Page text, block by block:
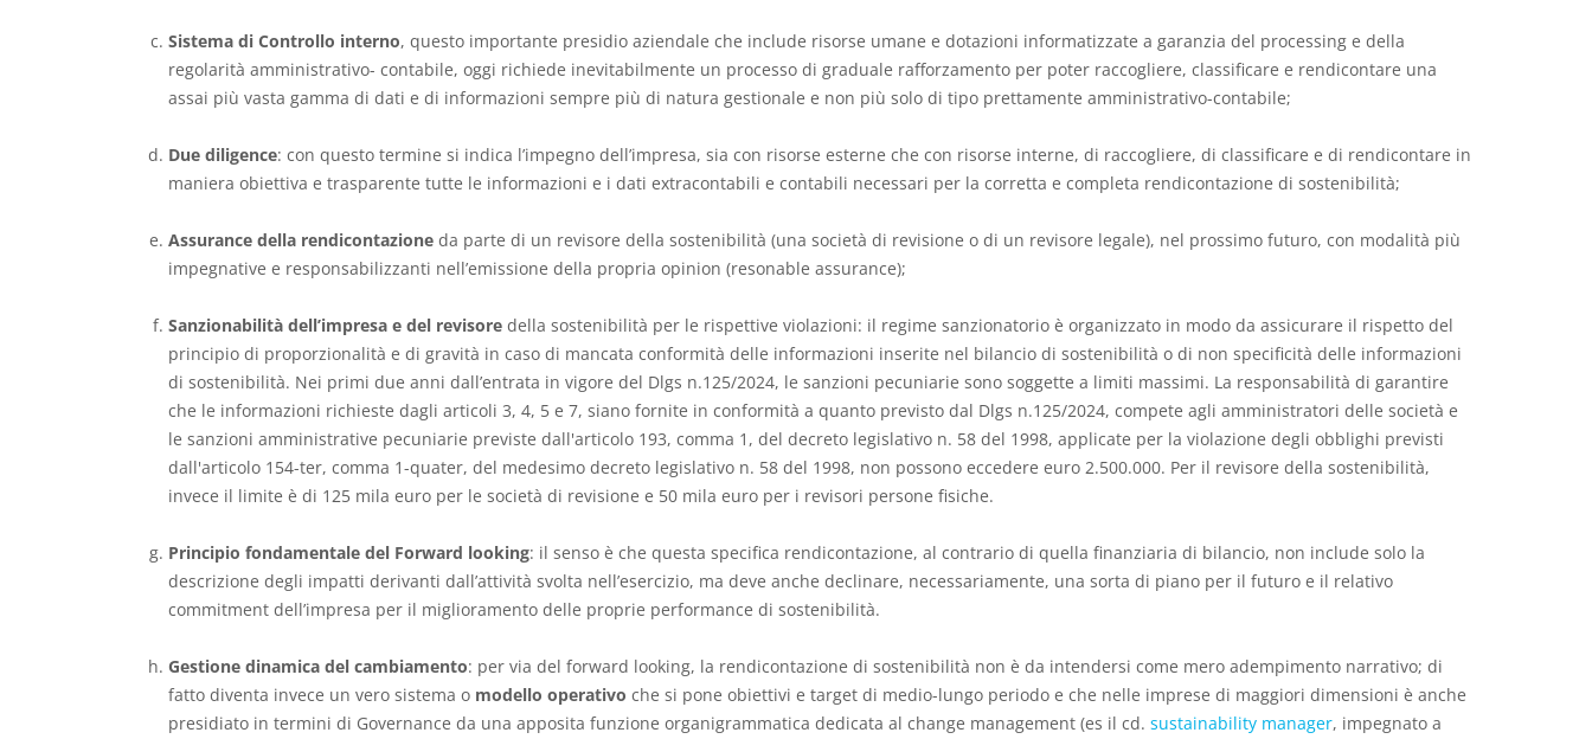
Sistema di Controllo interno, questo importante presidio aziendale che include risorse umane e dotazioni informatizzate a garanzia del processing e della
regolarità amministrativo- contabile, oggi richiede inevitabilmente un processo di graduale rafforzamento per poter raccogliere, classificare e rendicontare una
assai più vasta gamma di dati e di informazioni sempre più di natura gestionale e non più solo di tipo prettamente amministrativo-contabile;
Due diligence: con questo termine si indica l’impegno dell’impresa, sia con risorse esterne che con risorse interne, di raccogliere, di classificare e di rendicontare in
maniera obiettiva e trasparente tutte le informazioni e i dati extracontabili e contabili necessari per la corretta e completa rendicontazione di sostenibilità;
Assurance della rendicontazione da parte di un revisore della sostenibilità (una società di revisione o di un revisore legale), nel prossimo futuro, con modalità più
impegnative e responsabilizzanti nell’emissione della propria opinion (resonable assurance);
Sanzionabilità dell’impresa e del revisore della sostenibilità per le rispettive violazioni: il regime sanzionatorio è organizzato in modo da assicurare il rispetto del
principio di proporzionalità e di gravità in caso di mancata conformità delle informazioni inserite nel bilancio di sostenibilità o di non specificità delle informazioni
di sostenibilità. Nei primi due anni dall’entrata in vigore del Dlgs n.125/2024, le sanzioni pecuniarie sono soggette a limiti massimi. La responsabilità di garantire
che le informazioni richieste dagli articoli 3, 4, 5 e 7, siano fornite in conformità a quanto previsto dal Dlgs n.125/2024, compete agli amministratori delle società e
le sanzioni amministrative pecuniarie previste dall'articolo 193, comma 1, del decreto legislativo n. 58 del 1998, applicate per la violazione degli obblighi previsti
dall'articolo 154-ter, comma 1-quater, del medesimo decreto legislativo n. 58 del 1998, non possono eccedere euro 2.500.000. Per il revisore della sostenibilità,
invece il limite è di 125 mila euro per le società di revisione e 50 mila euro per i revisori persone fisiche.
Principio fondamentale del Forward looking: il senso è che questa specifica rendicontazione, al contrario di quella finanziaria di bilancio, non include solo la
descrizione degli impatti derivanti dall’attività svolta nell’esercizio, ma deve anche declinare, necessariamente, una sorta di piano per il futuro e il relativo
commitment dell’impresa per il miglioramento delle proprie performance di sostenibilità.
Gestione dinamica del cambiamento: per via del forward looking, la rendicontazione di sostenibilità non è da intendersi come mero adempimento narrativo; di
fatto diventa invece un vero sistema o modello operativo che si pone obiettivi e target di medio-lungo periodo e che nelle imprese di maggiori dimensioni è anche
presidiato in termini di Governance da una apposita funzione organigrammatica dedicata al change management (es il cd. sustainability manager, impegnato a